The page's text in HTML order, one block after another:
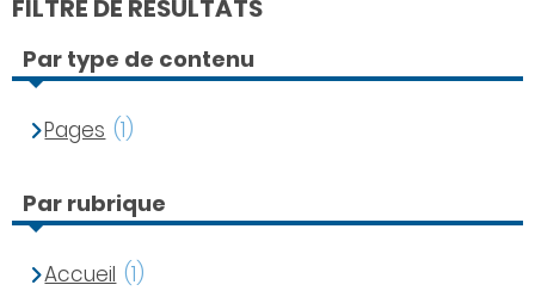
FILTRE DE RÉSULTATS
Par type de contenu
Pages (1)
Par rubrique
Accueil (1)